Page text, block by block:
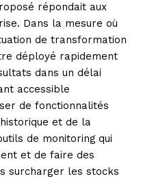
répondait aux
Dans la mesure où
de transformation
déployé rapidement
dans un délai
accessible
de fonctionnalités
et de la
de monitoring qui
et de faire des
surcharger les stocks